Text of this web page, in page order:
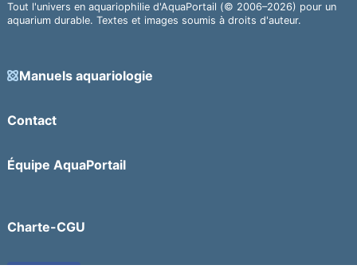
Tout l'univers en aquariophilie d'AquaPortail (© 2006–2026) pour un
aquarium durable. Textes et images soumis à droits d'auteur.
Manuels aquariologie
Contact
Équipe AquaPortail
Charte-CGU